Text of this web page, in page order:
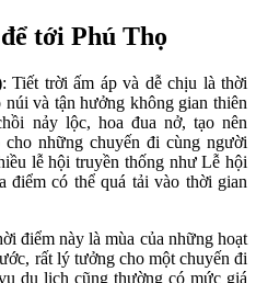
tới Phú Thọ
: Tiết trời ấm áp và dễ chịu là thời
và tận hưởng không gian thiên
nảy lộc, hoa đua nở, tạo nên
những chuyến đi cùng người
lễ hội truyền thống như Lễ hội
có thể quá tải vào thời gian
điểm này là mùa của những hoạt
rất lý tưởng cho một chuyến đi
du lịch cũng thường có mức giá